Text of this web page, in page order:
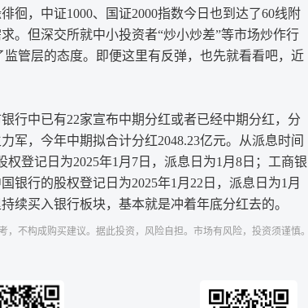
徊，中证1000、国证2000指数今日也到达了60线附
。但深交所就中小投资者“炒小炒差”等市场炒作行
管层的态度。即便这里有反弹，也先就看看吧，近
中已有22家宣布中期分红或者已经中期分红，分
军，今年中期拟合计分红2048.23亿元。从派息时间
登记日为2025年1月7日，派息日为1月8日；工商银
银行的股权登记日为2025年1月22日，派息日为1月
续买入银行板块，基本就是冲着年底分红去的。
，不构成购买建议。据此投资，风险自担。市场有风险，投资须谨慎。